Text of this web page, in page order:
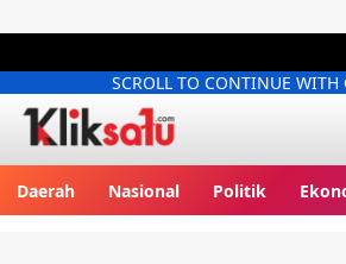
SCROLL TO CONTINUE WITH
Daerah Nasional Politik